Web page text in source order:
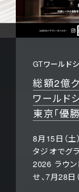
GTワールド
総額2億
ワールド
東京「優
8月15日（土
タジオでグ
2026 ラウ
せ、7月28日